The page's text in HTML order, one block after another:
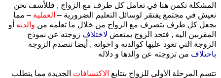
المشكلة تكمن هنا في تعامل كل طرف مع الزواج , فللأسف نحن
نعيش في مجتمع يفتقر لوسائل التعليم الضرورية – العملية – مما
يجعل كل طرف يتصرف مع الزواج من خلال ما تعلمه من والديه أو
المقربين اليه , فتجد الزوج يمتعض لاختلاف زوجته عن نموذج
الزوجة التي تعود عليها كوالدته و اخواته , أيضا تنصدم الزوجة
باختلاف من تزوجته عن والدها و دلاله
تتسم المرحلة الأولى للزواج بتتابع الاكتشافات الجديدة مما يتطلب